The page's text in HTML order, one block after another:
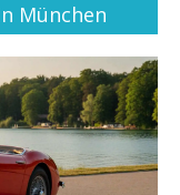
München